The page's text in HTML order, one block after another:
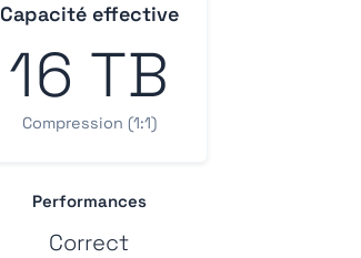
Capacité effective
16 TB
Compression (1:1)
Performances
Correct